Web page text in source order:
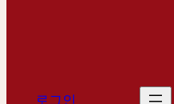
로그인